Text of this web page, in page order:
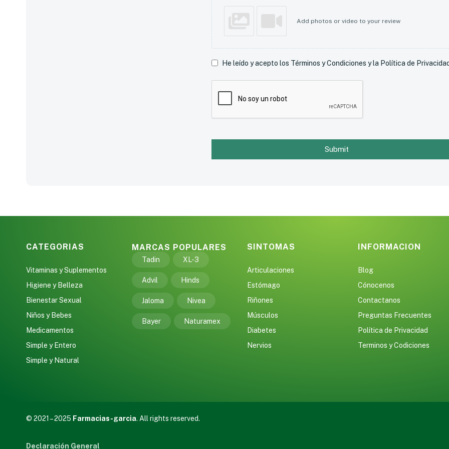
Add photos or video to your review
He leído y acepto los Términos y Condiciones y la Política de
Submit
CATEGORIAS
Vitaminas y Suplementos
Higiene y Belleza
Bienestar Sexual
Niños y Bebes
Medicamentos
Simple y Entero
Simple y Natural
MARCAS POPULARES
Tadin XL-3
Advil Hinds
Jaloma Nivea
Bayer Naturamex
SINTOMAS
Articulaciones
Estómago
Riñones
Músculos
Diabetes
Nervios
INFORMACION
Blog
Cónocenos
Contactanos
Preguntas Frecuentes
Política de Privacidad
Terminos y Codiciones
© 2021 – 2025 Farmacias-garcia. All rights reserved.
Declaración General